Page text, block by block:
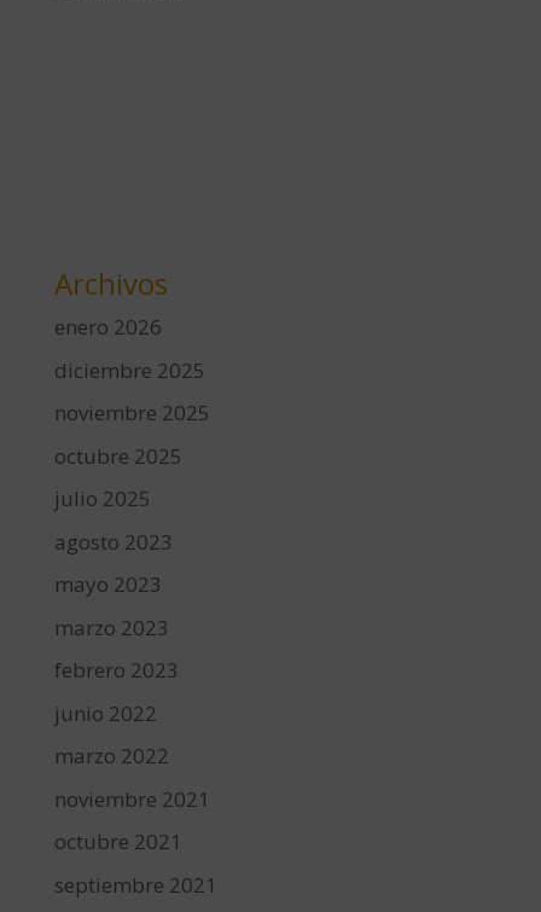
Archivos
enero 2026
diciembre 2025
noviembre 2025
octubre 2025
julio 2025
agosto 2023
mayo 2023
marzo 2023
febrero 2023
junio 2022
marzo 2022
noviembre 2021
octubre 2021
septiembre 2021